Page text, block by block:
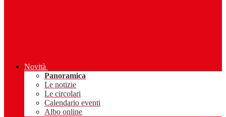
Novità
Panoramica
Le notizie
Le circolari
Calendario eventi
Albo online